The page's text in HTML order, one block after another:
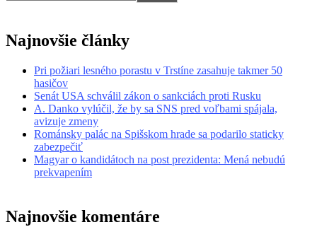
Najnovšie články
Pri požiari lesného porastu v Trstíne zasahuje takmer 50
hasičov
Senát USA schválil zákon o sankciách proti Rusku
A. Danko vylúčil, že by sa SNS pred voľbami spájala,
avizuje zmeny
Románsky palác na Spišskom hrade sa podarilo staticky
zabezpečiť
Magyar o kandidátoch na post prezidenta: Mená nebudú
prekvapením
Najnovšie komentáre